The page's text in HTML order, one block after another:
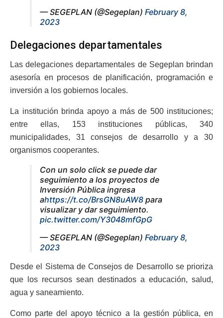
— SEGEPLAN (@Segeplan) February 8,
2023
Delegaciones departamentales
Las delegaciones departamentales de Segeplan brindan
asesoría en procesos de planificación, programación e
inversión a los gobiernos locales.
La institución brinda apoyo a más de 500 instituciones;
entre ellas, 153 instituciones públicas, 340
municipalidades, 31 consejos de desarrollo y a 30
organismos cooperantes.
Con un solo click se puede dar
seguimiento a los proyectos de
Inversión Pública ingresa
ahttps://t.co/BrsGN8uAW8 para
visualizar y dar seguimiento.
pic.twitter.com/Y3048mfGpG
— SEGEPLAN (@Segeplan) February 8,
2023
Desde el Sistema de Consejos de Desarrollo se prioriza
que los recursos sean destinados a educación, salud,
agua y saneamiento.
Como parte del apoyo técnico a la gestión pública, en